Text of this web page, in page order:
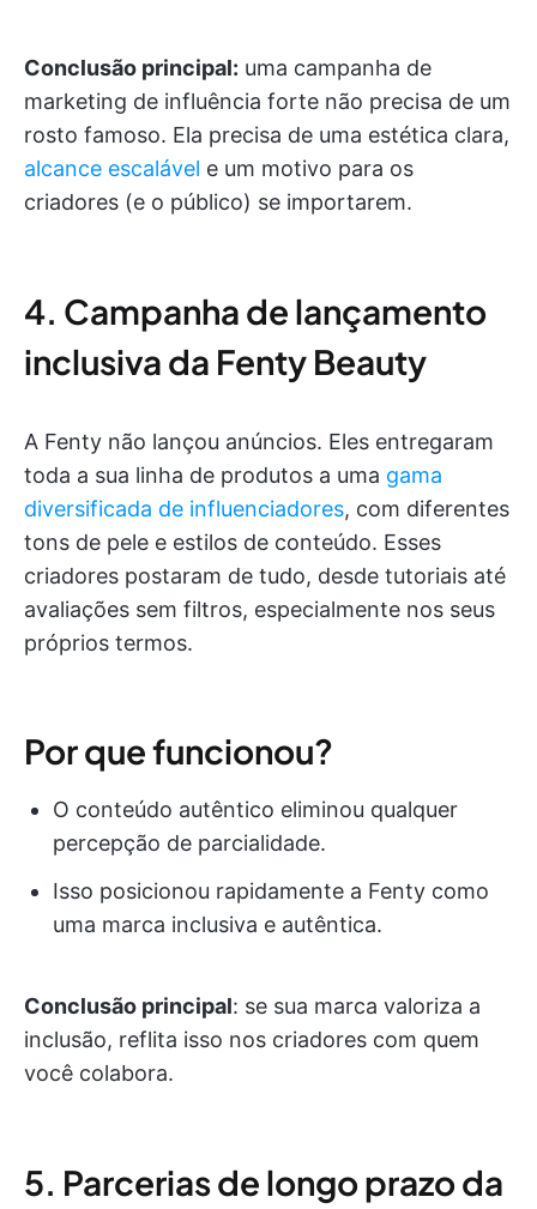
Conclusão principal: uma campanha de
marketing de influência forte não precisa de um
rosto famoso. Ela precisa de uma estética clara,
alcance escalável e um motivo para os
criadores (e o público) se importarem.
4. Campanha de lançamento
inclusiva da Fenty Beauty
A Fenty não lançou anúncios. Eles entregaram
toda a sua linha de produtos a uma gama
diversificada de influenciadores, com diferentes
tons de pele e estilos de conteúdo. Esses
criadores postaram de tudo, desde tutoriais até
avaliações sem filtros, especialmente nos seus
próprios termos.
Por que funcionou?
O conteúdo autêntico eliminou qualquer
percepção de parcialidade.
Isso posicionou rapidamente a Fenty como
uma marca inclusiva e autêntica.
Conclusão principal: se sua marca valoriza a
inclusão, reflita isso nos criadores com quem
você colabora.
5. Parcerias de longo prazo da